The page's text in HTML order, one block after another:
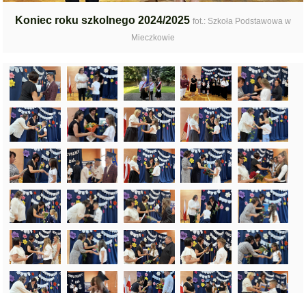
Koniec roku szkolnego 2024/2025 fot.: Szkoła Podstawowa w
Mieczkowie